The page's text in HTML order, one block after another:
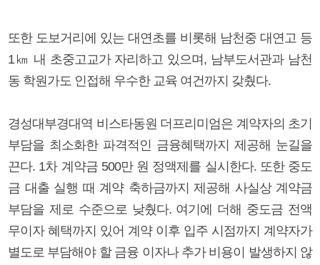
또한 도보거리에 있는 대연초를 비롯해 남천중 대연고 등
1㎞ 내 초중고교가 자리하고 있으며, 남부도서관과 남천
동 학원가도 인접해 우수한 교육 여건까지 갖췄다.
경성대부경대역 비스타동원 더프리미엄은 계약자의 초기
부담을 최소화한 파격적인 금융혜택까지 제공해 눈길을
끈다. 1차 계약금 500만 원 정액제를 실시한다. 또한 중도
금 대출 실행 때 계약 축하금까지 제공해 사실상 계약금
부담을 제로 수준으로 낮췄다. 여기에 더해 중도금 전액
무이자 혜택까지 있어 계약 이후 입주 시점까지 계약자가
별도로 부담해야 할 금융 이자나 추가 비용이 발생하지 않